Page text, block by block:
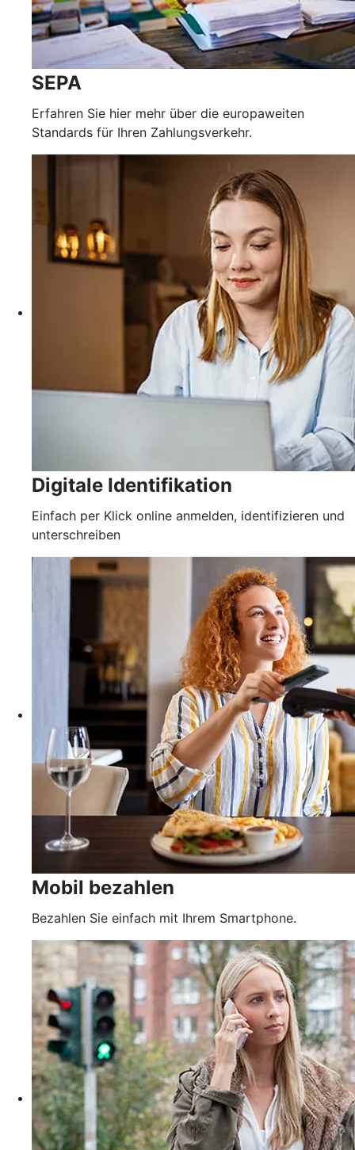
SEPA
Erfahren Sie hier mehr über die europaweiten
Standards für Ihren Zahlungsverkehr.
Digitale Identifikation
Einfach per Klick online anmelden, identifizieren und
unterschreiben
Mobil bezahlen
Bezahlen Sie einfach mit Ihrem Smartphone.